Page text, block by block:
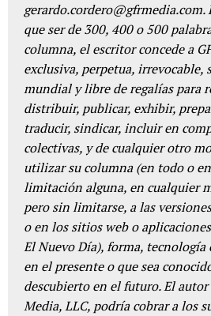
que ser de 300, 400 o 500
columna, el escritor concede a
exclusiva, perpetua, irrevocable,
mundial y libre de regalías para
distribuir, publicar, exhibir,
traducir, sindicar, incluir en
colectivas, y de cualquier otro
utilizar su columna (en todo o
limitación alguna, en cualquier
pero sin limitarse, a las
o en los sitios web o
El Nuevo Día), forma,
en el presente o que sea
descubierto en el futuro. El autor
Media, LLC, podría cobrar a los